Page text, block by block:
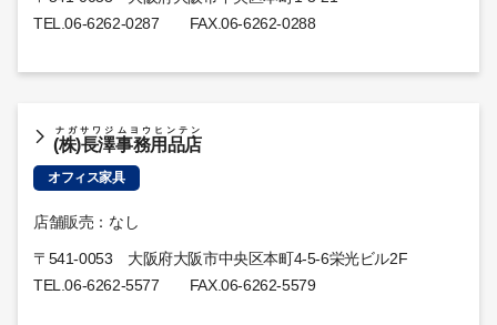
TEL.06-6262-0287 FAX.06-6262-0288
(株)長澤事務用品店
ナガサワジムヨウヒンテン
オフィス家具
店舗販売：なし
〒541-0053 大阪府大阪市中央区本町4-5-6栄光ビル2F
TEL.06-6262-5577 FAX.06-6262-5579